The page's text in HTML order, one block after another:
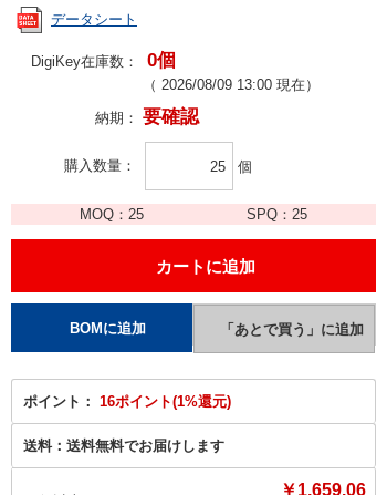
データシート
DigiKey在庫数： 0個
（ 2026/08/09 13:00 現在）
納期： 要確認
購入数量 個
MOQ： 25 SPQ：25
ポイント： 16ポイント(1%還元)
送料： 送料無料でお届けします
￥1,659.06